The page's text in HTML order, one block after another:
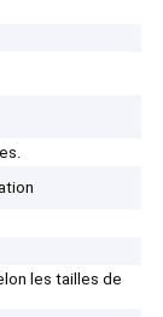
les tailles de